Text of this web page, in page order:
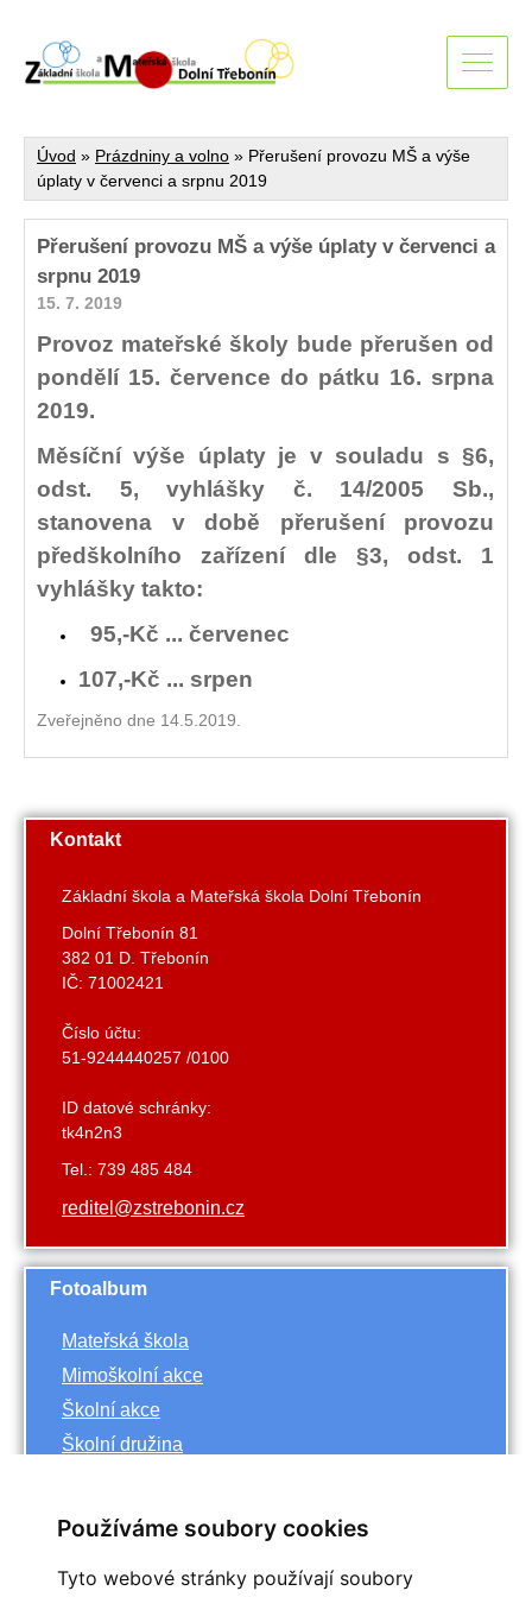
Používáme soubory cookies
Tyto webové stránky používají soubory
Úvod » Prázdniny a volno » Přerušení provozu MŠ a výše
úplaty v červenci a srpnu 2019
Přerušení provozu MŠ a výše úplaty v červenci a
srpnu 2019
15. 7. 2019
Provoz mateřské školy bude přerušen od
pondělí 15. července do pátku 16. srpna
2019.
Měsíční výše úplaty je v souladu s §6,
odst. 5, vyhlášky č. 14/2005 Sb.,
stanovena v době přerušení provozu
předškolního zařízení dle §3, odst. 1
vyhlášky takto:
95,-Kč ... červenec
107,-Kč ... srpen
Zveřejněno dne 14.5.2019.
Kontakt
Základní škola a Mateřská škola Dolní Třebonín
Dolní Třebonín 81
382 01 D. Třebonín
IČ: 71002421
Číslo účtu:
51-9244440257 /0100
ID datové schránky:
tk4n2n3
Tel.: 739 485 484
reditel@zstrebonin.cz
Fotoalbum
Mateřská škola
Mimoškolní akce
Školní akce
Školní družina